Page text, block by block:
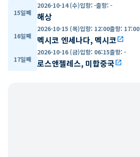
15일째
2026-10-14 (수)입항: -출항: -
해상
16일째
2026-10-15 (목)입항: 12:00출항: 17:00
멕시코 엔세나다, 멕시코open_in_new
17일째
2026-10-16 (금)입항: 06:15출항: -
로스앤젤레스, 미합중국open_in_new